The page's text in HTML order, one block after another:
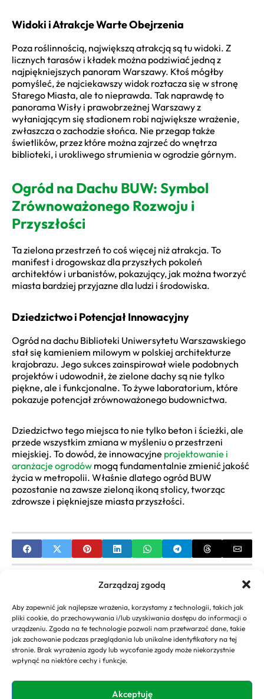
Zarządzaj zgodą
Aby zapewnić jak najlepsze wrażenia, korzystamy z technologii, takich jak
pliki cookie, do przechowywania i/lub uzyskiwania dostępu do informacji o
urządzeniu. Zgoda na te technologie pozwoli nam przetwarzać dane, takie
jak zachowanie podczas przeglądania lub unikalne identyfikatory na tej
stronie. Brak wyrażenia zgody lub wycofanie zgody może niekorzystnie
wpłynąć na niektóre cechy i funkcje.
Akceptuję
Widoki i Atrakcje Warte Obejrzenia
Poza roślinnością, największą atrakcją są tu widoki. Z
licznych tarasów i kładek można podziwiać jedną z
najpiękniejszych panoram Warszawy. Ktoś mógłby
pomyśleć, że najciekawszy widok roztacza się w stronę
Starego Miasta, ale to nieprawda. Tak naprawdę to
panorama Wisły i prawobrzeżnej Warszawy z
wyłaniającym się stadionem robi największe wrażenie,
zwłaszcza o zachodzie słońca. Nie przegap także
świetlików, przez które można zajrzeć do wnętrza
biblioteki, i urokliwego strumienia w ogrodzie górnym.
Ogród na Dachu BUW: Symbol
Zrównoważonego Rozwoju i
Przyszłości
Ta zielona przestrzeń to coś więcej niż atrakcja. To
manifest i drogowskaz dla przyszłych pokoleń
architektów i urbanistów, pokazujący, jak można tworzyć
miasta bardziej przyjazne dla ludzi i środowiska.
Dziedzictwo i Potencjał Innowacyjny
Ogród na dachu Biblioteki Uniwersytetu Warszawskiego
stał się kamieniem milowym w polskiej architekturze
krajobrazu. Jego sukces zainspirował wiele podobnych
projektów i udowodnił, że zielone dachy są nie tylko
piękne, ale i funkcjonalne. To żywe laboratorium, które
pokazuje potencjał zrównoważonego budownictwa.
Dziedzictwo tego miejsca to nie tylko beton i ścieżki, ale
przede wszystkim zmiana w myśleniu o przestrzeni
miejskiej. To dowód, że innowacyjne projektowanie i
aranżacje ogrodów mogą fundamentalnie zmienić jakość
życia w metropolii. Właśnie dlatego ogród BUW
pozostanie na zawsze zieloną ikoną stolicy, tworząc
zdrowsze i piękniejsze miasta przyszłości.
Jakie dekoracyjne kule świetlne do ogrodu
wybrać? Poradnik
NEXT
Program do Projektowania Ogrodów: Poradnik,
Jak Zaplanować Własną Zieleń